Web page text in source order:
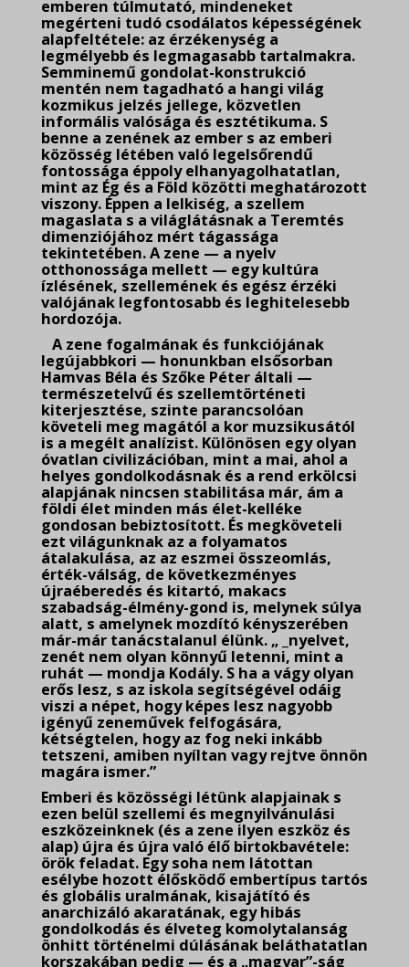
emberen túlmutató, mindeneket
megérteni tudó csodálatos képességének
alapfeltétele: az érzékenység a
legmélyebb és legmagasabb tartalmakra.
Semminemű gondolat-konstrukció
mentén nem tagadható a hangi világ
kozmikus jelzés jellege, közvetlen
informális valósága és esztétikuma. S
benne a zenének az ember s az emberi
közösség létében való legelsőrendű
fontossága éppoly elhanyagolhatatlan,
mint az Ég és a Föld közötti meghatározott
viszony. Éppen a lelkiség, a szellem
magaslata s a világlátásnak a Teremtés
dimenziójához mért tágassága
tekintetében. A zene — a nyelv
otthonossága mellett — egy kultúra
ízlésének, szellemének és egész érzéki
valójának legfontosabb és leghitelesebb
hordozója.
A zene fogalmának és funkciójának
legújabbkori — honunkban elsősorban
Hamvas Béla és Szőke Péter általi —
természetelvű és szellemtörténeti
kiterjesztése, szinte parancsolóan
követeli meg magától a kor muzsikusától
is a megélt analízist. Különösen egy olyan
óvatlan civilizációban, mint a mai, ahol a
helyes gondolkodásnak és a rend erkölcsi
alapjának nincsen stabilitása már, ám a
földi élet minden más élet-kelléke
gondosan bebiztosított. És megköveteli
ezt világunknak az a folyamatos
átalakulása, az az eszmei összeomlás,
érték-válság, de következményes
újraéberedés és kitartó, makacs
szabadság-élmény-gond is, melynek súlya
alatt, s amelynek mozdító kényszerében
már-már tanácstalanul élünk. „ _nyelvet,
zenét nem olyan könnyű letenni, mint a
ruhát — mondja Kodály. S ha a vágy olyan
erős lesz, s az iskola segítségével odáig
viszi a népet, hogy képes lesz nagyobb
igényű zeneművek felfogására,
kétségtelen, hogy az fog neki inkább
tetszeni, amiben nyíltan vagy rejtve önnön
magára ismer.”
Emberi és közösségi létünk alapjainak s
ezen belül szellemi és megnyilvánulási
eszközeinknek (és a zene ilyen eszköz és
alap) újra és újra való élő birtokbavétele:
örök feladat. Egy soha nem látottan
esélybe hozott élősködő embertípus tartós
és globális uralmának, kisajátító és
anarchizáló akaratának, egy hibás
gondolkodás és élveteg komolytalanság
önhitt történelmi dúlásának beláthatatlan
korszakában pedig — és a „magyar”-ság